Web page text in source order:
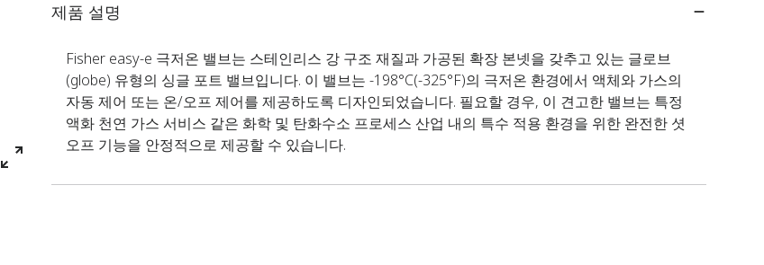
제품 설명
Fisher easy-e 극저온 밸브는 스테인리스 강 구조 재질과 가공된 확장 본넷을 갖추고 있는 글로브
(globe) 유형의 싱글 포트 밸브입니다. 이 밸브는 -198°C(-325°F)의 극저온 환경에서 액체와 가스의
자동 제어 또는 온/오프 제어를 제공하도록 디자인되었습니다. 필요할 경우, 이 견고한 밸브는 특정
액화 천연 가스 서비스 같은 화학 및 탄화수소 프로세스 산업 내의 특수 적용 환경을 위한 완전한 셧
오프 기능을 안정적으로 제공할 수 있습니다.